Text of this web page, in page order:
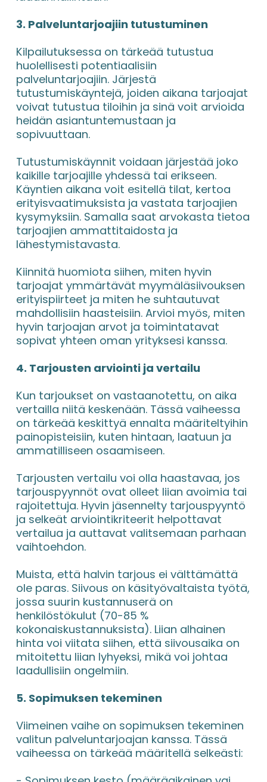
3. Palveluntarjoajiin tutustuminen
Kilpailutuksessa on tärkeää tutustua
huolellisesti potentiaalisiin
palveluntarjoajiin. Järjestä
tutustumiskäyntejä, joiden aikana tarjoajat
voivat tutustua tiloihin ja sinä voit arvioida
heidän asiantuntemustaan ja
sopivuuttaan.
Tutustumiskäynnit voidaan järjestää joko
kaikille tarjoajille yhdessä tai erikseen.
Käyntien aikana voit esitellä tilat, kertoa
erityisvaatimuksista ja vastata tarjoajien
kysymyksiin. Samalla saat arvokasta tietoa
tarjoajien ammattitaidosta ja
lähestymistavasta.
Kiinnitä huomiota siihen, miten hyvin
tarjoajat ymmärtävät myymäläsiivouksen
erityispiirteet ja miten he suhtautuvat
mahdollisiin haasteisiin. Arvioi myös, miten
hyvin tarjoajan arvot ja toimintatavat
sopivat yhteen oman yrityksesi kanssa.
4. Tarjousten arviointi ja vertailu
Kun tarjoukset on vastaanotettu, on aika
vertailla niitä keskenään. Tässä vaiheessa
on tärkeää keskittyä ennalta määriteltyihin
painopisteisiin, kuten hintaan, laatuun ja
ammatilliseen osaamiseen.
Tarjousten vertailu voi olla haastavaa, jos
tarjouspyynnöt ovat olleet liian avoimia tai
rajoitettuja. Hyvin jäsennelty tarjouspyyntö
ja selkeät arviointikriteerit helpottavat
vertailua ja auttavat valitsemaan parhaan
vaihtoehdon.
Muista, että halvin tarjous ei välttämättä
ole paras. Siivous on käsityövaltaista työtä,
jossa suurin kustannuserä on
henkilöstökulut (70-85 %
kokonaiskustannuksista). Liian alhainen
hinta voi viitata siihen, että siivousaika on
mitoitettu liian lyhyeksi, mikä voi johtaa
laadullisiin ongelmiin.
5. Sopimuksen tekeminen
Viimeinen vaihe on sopimuksen tekeminen
valitun palveluntarjoajan kanssa. Tässä
vaiheessa on tärkeää määritellä selkeästi: